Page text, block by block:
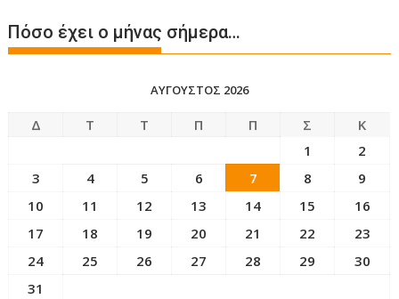
Πόσο έχει ο μήνας σήμερα…
ΑΎΓΟΥΣΤΟΣ 2026
Δ Τ Τ Π Π Σ
Κ
1
2
3
4 5 6 7 8
9
10
11 12 13 14 15
16
17
18 19 20 21 22
23
24
25 26 27 28 29
30
31